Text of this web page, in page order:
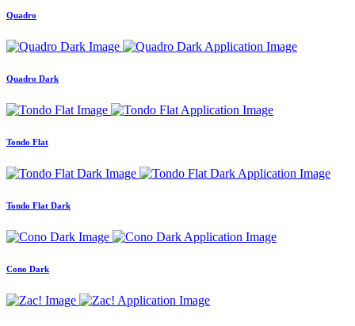
Quadro
Quadro Dark
Tondo Flat
Tondo Flat Dark
Cono Dark